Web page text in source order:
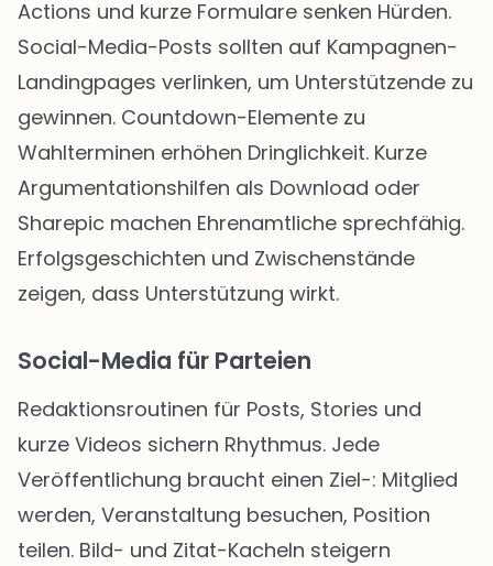
Actions und kurze Formulare senken Hürden.
Social-Media-Posts sollten auf Kampagnen-
Landingpages verlinken, um Unterstützende zu
gewinnen. Countdown-Elemente zu
Wahlterminen erhöhen Dringlichkeit. Kurze
Argumentationshilfen als Download oder
Sharepic machen Ehrenamtliche sprechfähig.
Erfolgsgeschichten und Zwischenstände
zeigen, dass Unterstützung wirkt.
Social-Media für Parteien
Redaktionsroutinen für Posts, Stories und
kurze Videos sichern Rhythmus. Jede
Veröffentlichung braucht einen Ziel-: Mitglied
werden, Veranstaltung besuchen, Position
teilen. Bild- und Zitat-Kacheln steigern